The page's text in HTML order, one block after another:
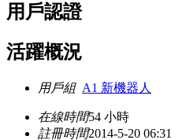
用戶認證
活躍概況
用戶組 A1 新機器人
在線時間54 小時
註冊時間2014-5-20 06:31